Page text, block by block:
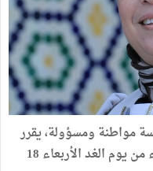
مواطنة ومسؤولة، يقرر
اعتماد نظام العمل عن بعد ابتداء من يوم الغد الأربعاء 18